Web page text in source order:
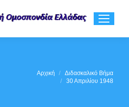
Αρχική
Διδασκαλικό Βήμα
30 Απριλίου 1948